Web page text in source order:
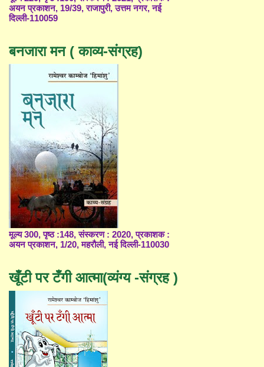
अयन प्रकाशन, 19/39, राजापुरी, उत्तम नगर, नई
दिल्ली-110059
बनजारा मन ( काव्य-संग्रह)
मूल्य 300, पृष्ठ :148, संस्करण : 2020, प्रकाशक :
अयन प्रकाशन, 1/20, महरौली, नई दिल्ली-110030
खूँटी पर टँगी आत्मा(व्यंग्य -संग्रह )